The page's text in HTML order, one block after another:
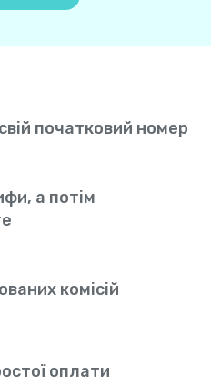
початковий номер
а потім
комісій
оплати